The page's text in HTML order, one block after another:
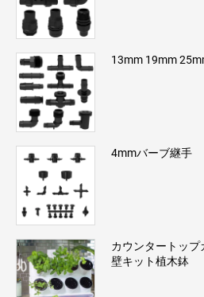
13mm 19mm
4mmバーブ継手
カウンタートッ
壁キット植木鉢